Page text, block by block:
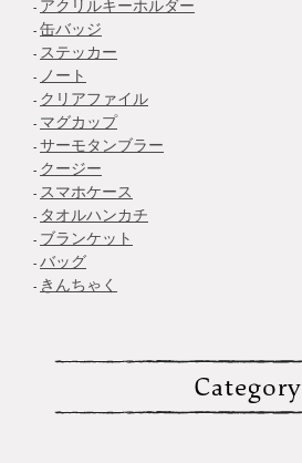
アクリルキーホルダー
缶バッジ
ステッカー
ノート
クリアファイル
マグカップ
サーモタンブラー
クージー
スマホケース
タオルハンカチ
ブランケット
バッグ
きんちゃく
Category